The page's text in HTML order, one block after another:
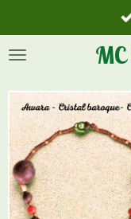
au
contenu
MC